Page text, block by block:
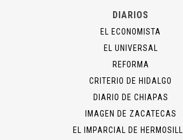
DIARIOS
EL ECONOMISTA
EL UNIVERSAL
REFORMA
CRITERIO DE HIDALGO
DIARIO DE CHIAPAS
IMAGEN DE ZACATECAS
EL IMPARCIAL DE